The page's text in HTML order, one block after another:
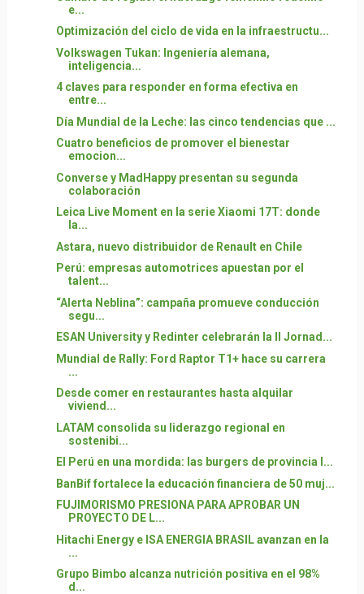
e...
Optimización del ciclo de vida en la infraestructu...
Volkswagen Tukan: Ingeniería alemana,
inteligencia...
4 claves para responder en forma efectiva en
entre...
Día Mundial de la Leche: las cinco tendencias que ...
Cuatro beneficios de promover el bienestar
emocion...
Converse y MadHappy presentan su segunda
colaboración
Leica Live Moment en la serie Xiaomi 17T: donde
la...
Astara, nuevo distribuidor de Renault en Chile
Perú: empresas automotrices apuestan por el
talent...
“Alerta Neblina”: campaña promueve conducción
segu...
ESAN University y Redinter celebrarán la II Jornad...
Mundial de Rally: Ford Raptor T1+ hace su carrera
...
Desde comer en restaurantes hasta alquilar
viviend...
LATAM consolida su liderazgo regional en
sostenibi...
El Perú en una mordida: las burgers de provincia l...
BanBif fortalece la educación financiera de 50 muj...
FUJIMORISMO PRESIONA PARA APROBAR UN
PROYECTO DE L...
Hitachi Energy e ISA ENERGIA BRASIL avanzan en la
...
Grupo Bimbo alcanza nutrición positiva en el 98%
d...